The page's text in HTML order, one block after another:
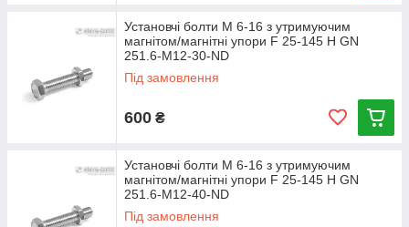
Установчі болти М 6-16 з утримуючим
магнітом/магнітні упори F 25-145 Н GN
251.6-M12-30-ND
Під замовлення
600 ₴
Установчі болти М 6-16 з утримуючим
магнітом/магнітні упори F 25-145 Н GN
251.6-M12-40-ND
Під замовлення